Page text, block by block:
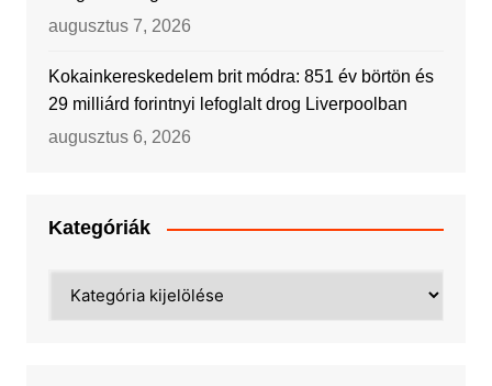
augusztus 7, 2026
Kokainkereskedelem brit módra: 851 év börtön és
29 milliárd forintnyi lefoglalt drog Liverpoolban
augusztus 6, 2026
Kategóriák